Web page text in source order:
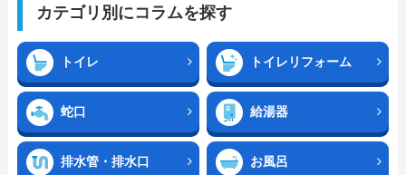
カテゴリ別にコラムを探す
トイレ トイレリフォーム
蛇口 給湯器
排水管・排水口 お風呂